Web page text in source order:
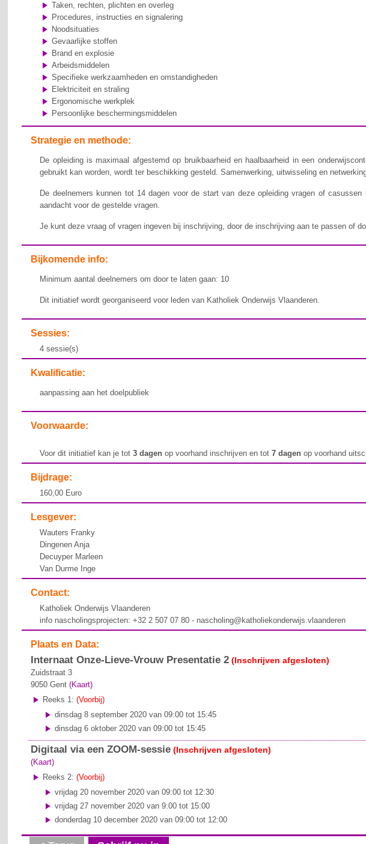
Taken, rechten, plichten en overleg
Procedures, instructies en signalering
Noodsituaties
Gevaarlijke stoffen
Brand en explosie
Arbeidsmiddelen
Specifieke werkzaamheden en omstandigheden
Elektriciteit en straling
Ergonomische werkplek
Persoonlijke beschermingsmiddelen
Strategie en methode:
De opleiding is maximaal afgestemd op bruikbaarheid en haalbaarheid in een
gebruikt kan worden, wordt ter beschikking gesteld. Samenwerking, uitwisseling en
De deelnemers kunnen tot 14 dagen voor de start van deze opleiding vragen of
aandacht voor de gestelde vragen.
Je kunt deze vraag of vragen ingeven bij inschrijving, door de inschrijving aan te passen of
Bijkomende info:
Minimum aantal deelnemers om door te laten gaan: 10
Dit initiatief wordt georganiseerd voor leden van Katholiek Onderwijs Vlaanderen.
Sessies:
4 sessie(s)
Kwalificatie:
aanpassing aan het doelpubliek
Voorwaarde:
Voor dit initiatief kan je tot3 dagen op voorhand inschrijven en tot7 dagenop voorhand
Bijdrage:
160,00 Euro
Lesgever:
Wauters Franky
Dingenen Anja
Decuyper Marleen
Van Durme Inge
Contact:
Katholiek Onderwijs Vlaanderen
info nascholingsprojecten: +32 2 507 07 80 - nascholing@katholiekonderwijs.vlaanderen
Plaats en Data:
Internaat Onze-Lieve-Vrouw Presentatie 2 (Inschrijven afgesloten)
Zuidstraat 3
9050 Gent (Kaart)
Reeks 1:(Voorbij)
dinsdag 8 september 2020 van 09:00 tot 15:45
dinsdag 6 oktober 2020 van 09:00 tot 15:45
Digitaal via een ZOOM-sessie (Inschrijven afgesloten)
(Kaart)
Reeks 2:(Voorbij)
vrijdag 20 november 2020 van 09:00 tot 12:30
vrijdag 27 november 2020 van 9:00 tot 15:00
donderdag 10 december 2020 van 09:00 tot 12:00